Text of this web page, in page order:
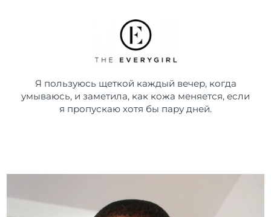
Я пользуюсь щеткой каждый вечер, когда
умываюсь, и заметила, как кожа меняется, если
я пропускаю хотя бы пару дней.